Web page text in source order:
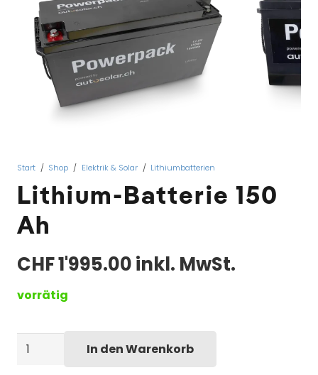
Start / Shop / Elektrik & Solar / Lithiumbatterien
Lithium-Batterie 150
Ah
CHF1'995.00inkl. MwSt.
vorrätig
Lithium-
In den Warenkorb